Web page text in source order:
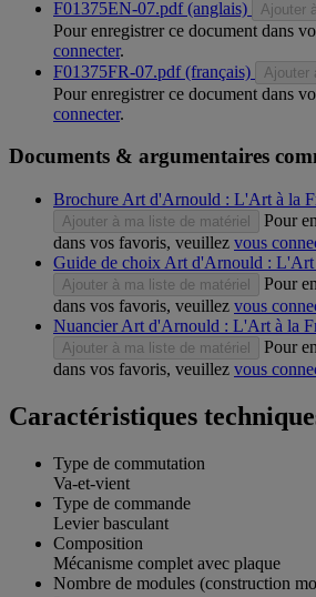
F01375EN-07.pdf (anglais) Ajouter
Pour enregistrer ce document dans
connecter.
F01375FR-07.pdf (français)
Ajouter
Pour enregistrer ce document dans
connecter.
Documents & argumentaires
Brochure Art d'Arnould : L'Art à la
Ajouter à ma liste de matériel
Pour
dans vos favoris, veuillez vous
Guide de choix Art d'Arnould : L'Art
Ajouter à ma liste de matériel
Pour
dans vos favoris, veuillez vous
Nuancier Art d'Arnould : L'Art à la
Ajouter à ma liste de matériel
Pour
dans vos favoris, veuillez vous
Caractéristiques
Type de commutation
Va-et-vient
Type de commande
Levier basculant
Composition
Mécanisme complet avec plaque
Nombre de modules (construction